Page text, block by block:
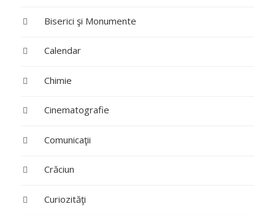
Biserici şi Monumente
Calendar
Chimie
Cinematografie
Comunicaţii
Crăciun
Curiozităţi